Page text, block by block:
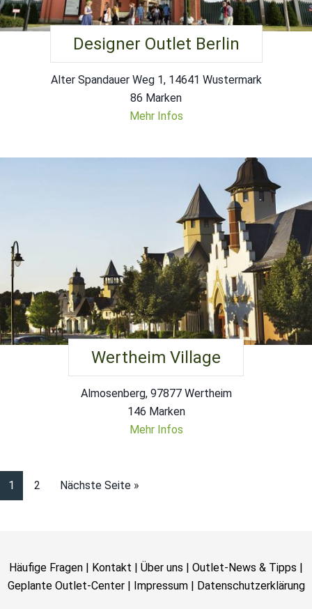
Designer Outlet Berlin
Alter Spandauer Weg 1, 14641 Wustermark
86 Marken
Mehr Infos
Wertheim Village
Almosenberg, 97877 Wertheim
146 Marken
Mehr Infos
1 2 Nächste Seite »
Häufige Fragen | Kontakt | Über uns | Outlet-News & Tipps |
Geplante Outlet-Center| Impressum| Datenschutzerklärung